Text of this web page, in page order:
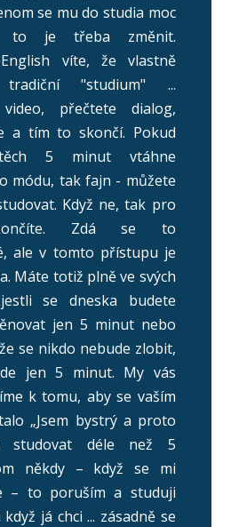
se mu do studia moc
to je třeba změnit.
víte, že vlastně
"studium" ...
přečtete dialog,
a tím to skončí. Pokud
5 minut vtáhne
módu, tak fajn - můžete
Když ne, tak pro
Zdá se to
ale v tomto přístupu je
Máte totiž plně ve svých
se dneska budete
jen 5 minut nebo
se nikdo nebude zlobit,
jen 5 minut. My vás
k tomu, aby se vaším
„Jsem bystrý a proto
studovat déle než 5
někdy – když se mi
– to poruším a studuji
já chci ... zásadně se